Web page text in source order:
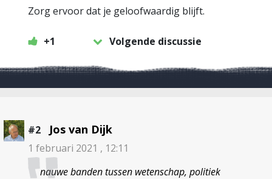
Zorg ervoor dat je geloofwaardig blijft.
+1 Volgende discussie
#2 Jos van Dijk
1 februari 2021 , 12:11
nauwe banden tussen wetenschap, politiek